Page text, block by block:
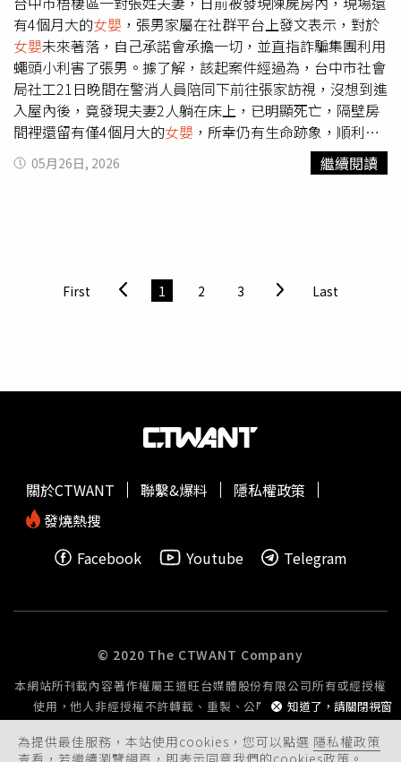
俗上稱為「人」，即使活3分鐘就死亡，就是「人」，要為
其取名、立牌位；男嬰要立於家中祖先牌位，女嬰要立於寺
廟牌位。本案例解決方式就是請法師至台中老虎城廁所、社
區盆栽區及春社公園招魂，然後將小嬰兒超渡。立牌位與
否，則視嬰兒是「無緣子女」?還是「人」?的方式去處理。
有4個月大的女嬰 ，張男家屬在社群平台上發文表示，對於
女嬰未來著落，自己承諾會承擔一切，並直指詐騙集團利用
蠅頭小利害了張男。據了解，該起案件經過為，台中市社會
局社工21日晚間在警消人員陪同下前往張家訪視，沒想到進
入屋內後，竟發現夫妻2人躺在床上，已明顯死亡，隔壁房
間裡還留有僅4個月大的女嬰 ，所幸仍有生命跡象，順利獲
救。對此，張男家屬在Threads上發文提到，「我是發生台
中命案亡者的哥哥，對於外界批評評論我都看在眼裡，至於
弟弟就是個濫好人，剛出社會的毛頭小子，不懂社會的善
惡。張男家屬表示：「說難聽點，罪魁禍首就是詐騙集團，
關心。◎勇敢求救並非弱者，您的痛苦有人願意傾聽，請撥
05月26日, 2026 繼續閱讀
First 1 2 3 Last
為提供最佳服務，本站使用cookies，您可以點選 隱私權政策
查看，若繼續瀏覽網頁，即表示同意我們的cookies政策。
知道了，請關閉視窗
關於CTWANT 聯繫&爆料
隱私權政策
發燒熱搜
Facebook
Youtube Telegram
© 2020 The CTWANT Company
本網站所刊載內容著作權屬王道旺台媒體股份有限公司所有或經授權
使用，他人非經授權不許轉載、重製、公開播送或公開傳輸。